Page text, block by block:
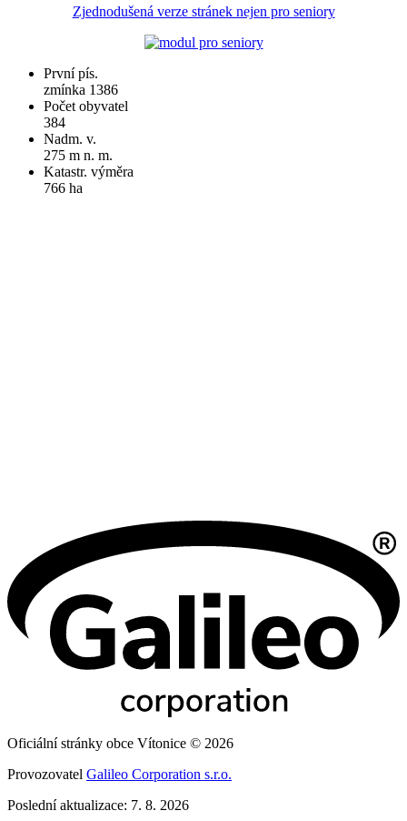
Zjednodušená verze stránek nejen pro seniory
První pís.
zmínka 1386
Počet obyvatel
384
Nadm. v.
275 m n. m.
Katastr. výměra
766 ha
Oficiální stránky obce Vítonice © 2026
Provozovatel Galileo Corporation s.r.o.
Poslední aktualizace: 7. 8. 2026